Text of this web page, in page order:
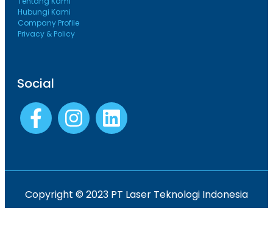
Hubungi Kami
Company Profile
Privacy & Policy
Social
Copyright © 2023 PT Laser Teknologi Indonesia